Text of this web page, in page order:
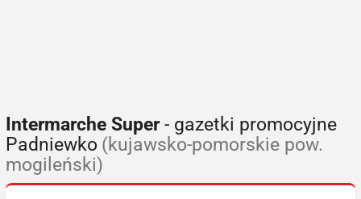
Intermarche Super- gazetki promocyjne
Padniewko (kujawsko-pomorskie pow.
mogileński)